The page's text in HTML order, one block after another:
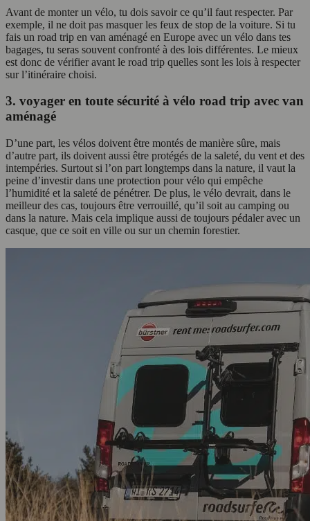
Avant de monter un vélo, tu dois savoir ce qu’il faut respecter. Par
exemple, il ne doit pas masquer les feux de stop de la voiture. Si tu
fais un road trip en van aménagé en Europe avec un vélo dans tes
bagages, tu seras souvent confronté à des lois différentes. Le mieux
est donc de vérifier avant le road trip quelles sont les lois à respecter
sur l’itinéraire choisi.
3. voyager en toute sécurité à vélo road trip avec van
aménagé
D’une part, les vélos doivent être montés de manière sûre, mais
d’autre part, ils doivent aussi être protégés de la saleté, du vent et des
intempéries. Surtout si l’on part longtemps dans la nature, il vaut la
peine d’investir dans une protection pour vélo qui empêche
l’humidité et la saleté de pénétrer. De plus, le vélo devrait, dans le
meilleur des cas, toujours être verrouillé, qu’il soit au camping ou
dans la nature. Mais cela implique aussi de toujours pédaler avec un
casque, que ce soit en ville ou sur un chemin forestier.